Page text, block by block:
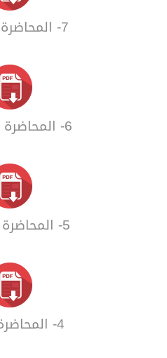
7- المحاضرة السابعة
6- المحاضرة السادسة
5- المحاضرة الخامسة
4- المحاضرة الرابعة